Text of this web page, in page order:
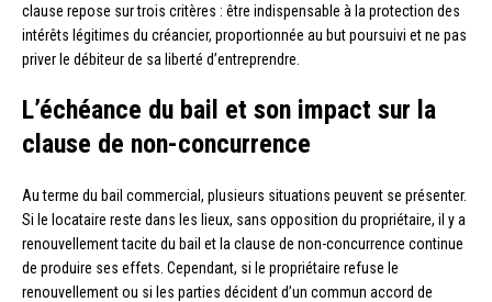
clause repose sur trois critères : être indispensable à la protection des
intérêts légitimes du créancier, proportionnée au but poursuivi et ne pas
priver le débiteur de sa liberté d’entreprendre.
L’échéance du bail et son impact sur la
clause de non-concurrence
Au terme du bail commercial, plusieurs situations peuvent se présenter.
Si le locataire reste dans les lieux, sans opposition du propriétaire, il y a
renouvellement tacite du bail et la clause de non-concurrence continue
de produire ses effets. Cependant, si le propriétaire refuse le
renouvellement ou si les parties décident d’un commun accord de